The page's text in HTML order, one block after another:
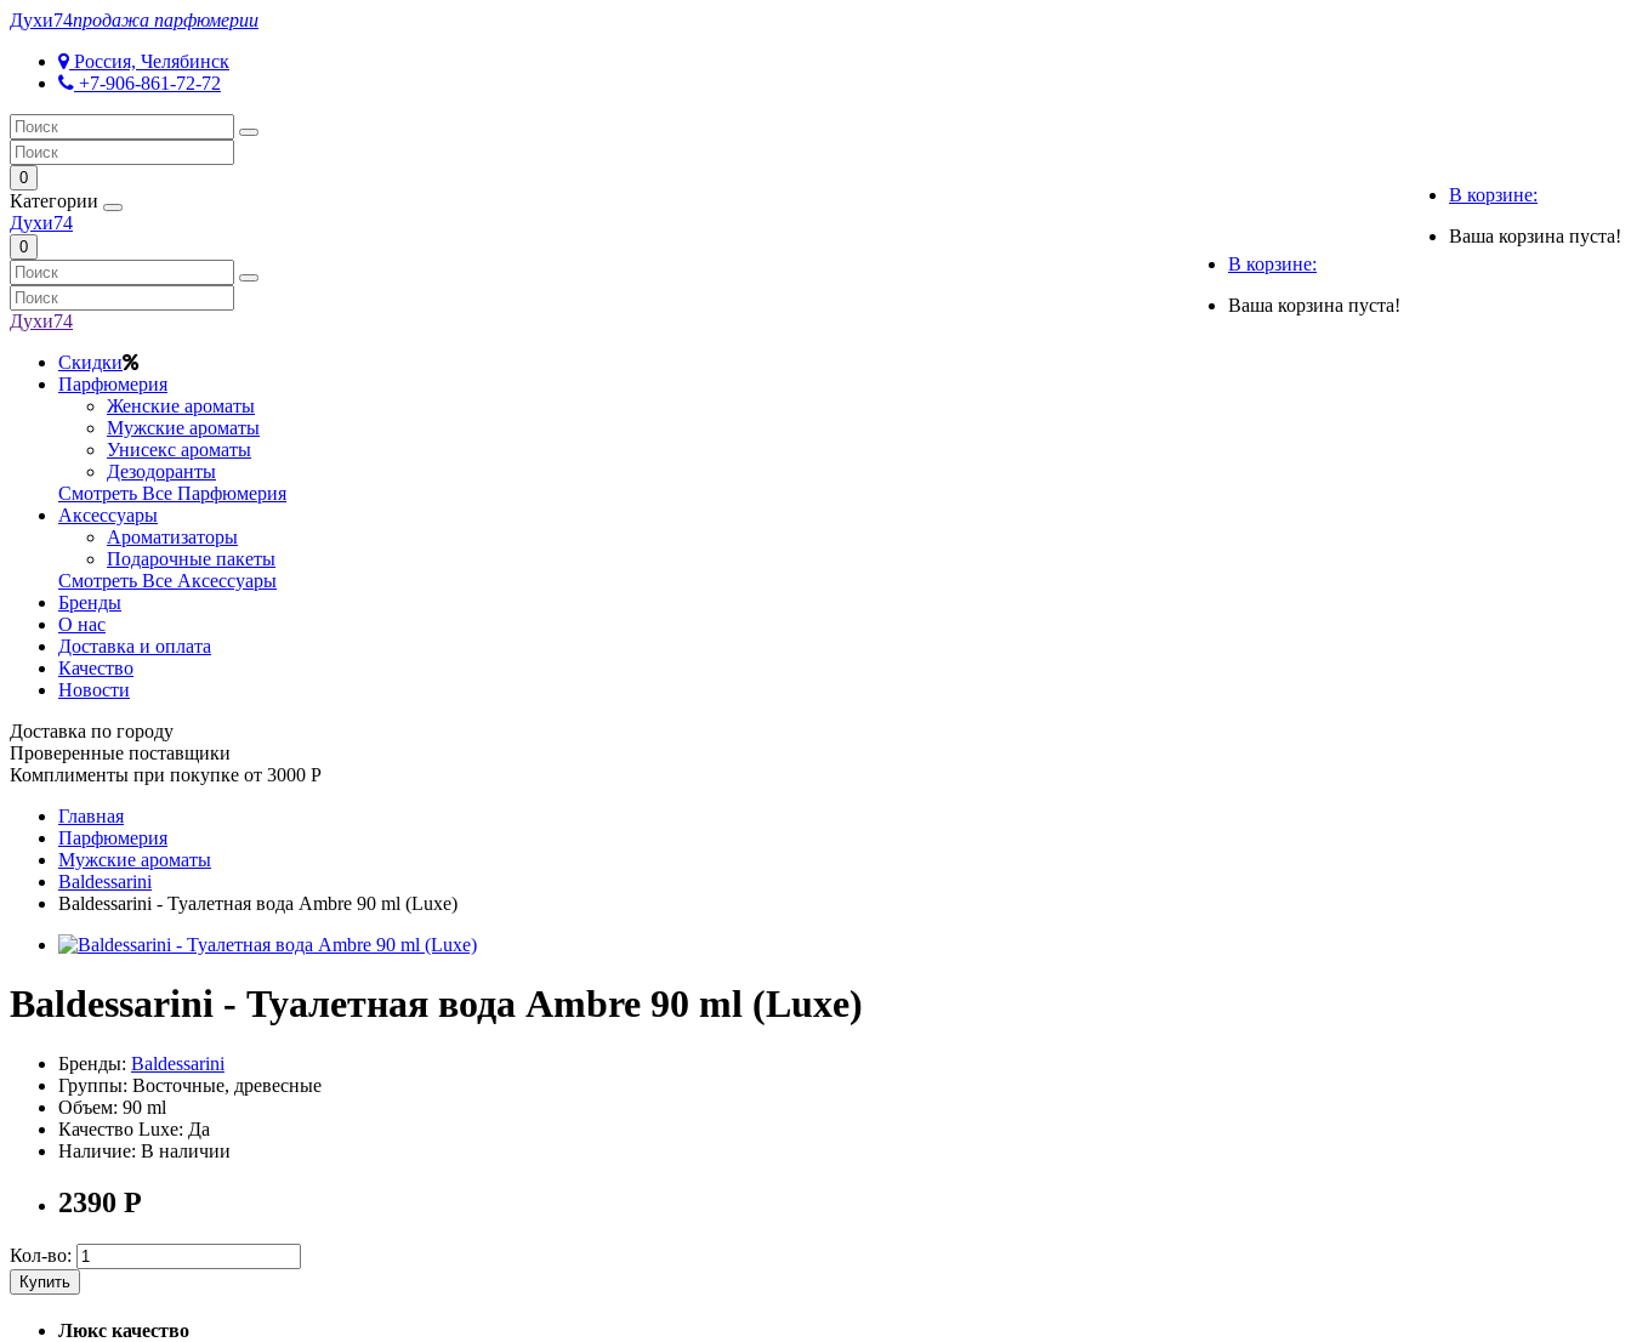
Духи74продажа парфюмерии
Россия, Челябинск
+7-906-861-72-72
0
В корзине:
Ваша корзина пуста!
Категории
Духи74
0
В корзине:
Ваша корзина пуста!
Духи74
Скидки
Парфюмерия
Женские ароматы
Мужские ароматы
Унисекс ароматы
Дезодоранты
Смотреть Все Парфюмерия
Аксессуары
Ароматизаторы
Подарочные пакеты
Смотреть Все Аксессуары
Бренды
О нас
Доставка и оплата
Качество
Новости
Доставка по городу
Проверенные поставщики
Комплименты при покупке от 3000 Р
Главная
Парфюмерия
Мужские ароматы
Baldessarini
Baldessarini - Туалетная вода Ambre 90 ml (Luxe)
Baldessarini - Туалетная вода Ambre 90 ml (Luxe)
Бренды: Baldessarini
Группы: Восточные, древесные
Объем: 90 ml
Качество Luxe: Да
Наличие: В наличии
2390 Р
Кол-во:
Купить
Люкс качество